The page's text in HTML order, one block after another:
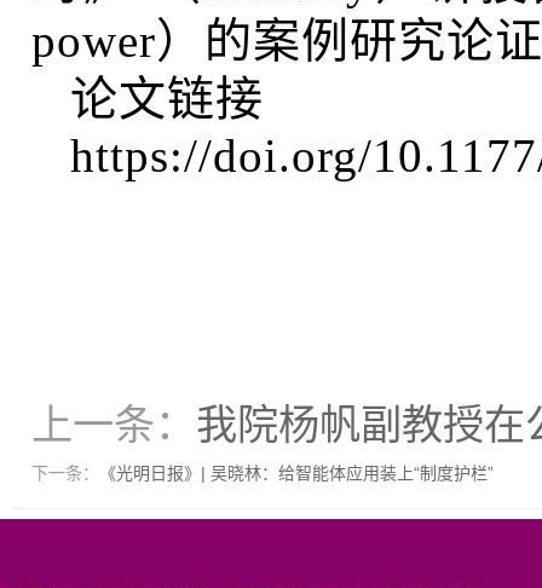
power）的案例研究论
论文链接
https://doi.org/
上一条： 我院杨帆副教授在
下一条： 《光明日报》| 吴晓林：给智能体应用装上“制度护栏”